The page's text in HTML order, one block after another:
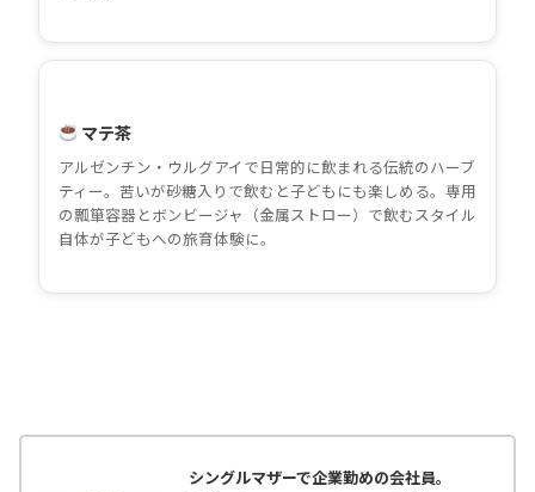
マテ茶
アルゼンチン・ウルグアイで日常的に飲まれる伝統のハーブ
ティー。苦いが砂糖入りで飲むと子どもにも楽しめる。専用
の瓢箪容器とボンビージャ（金属ストロー）で飲むスタイル
自体が子どもへの旅育体験に。
シングルマザーで企業勤めの会社員。